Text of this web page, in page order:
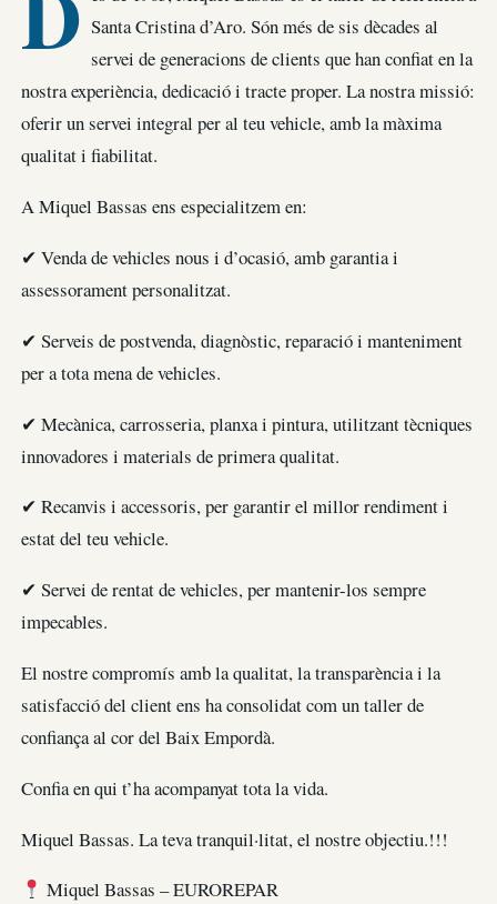
Santa Cristina d’Aro. Són més de sis dècades al
servei de generacions de clients que han confiat en la
nostra experiència, dedicació i tracte proper. La nostra missió:
oferir un servei integral per al teu vehicle, amb la màxima
qualitat i fiabilitat.
A Miquel Bassas ens especialitzem en:
✔ Venda de vehicles nous i d’ocasió, amb garantia i
assessorament personalitzat.
✔ Serveis de postvenda, diagnòstic, reparació i manteniment
per a tota mena de vehicles.
✔ Mecànica, carrosseria, planxa i pintura, utilitzant tècniques
innovadores i materials de primera qualitat.
✔ Recanvis i accessoris, per garantir el millor rendiment i
estat del teu vehicle.
✔ Servei de rentat de vehicles, per mantenir-los sempre
impecables.
El nostre compromís amb la qualitat, la transparència i la
satisfacció del client ens ha consolidat com un taller de
confiança al cor del Baix Empordà.
Confia en qui t’ha acompanyat tota la vida.
Miquel Bassas. La teva tranquil·litat, el nostre objectiu.!!!
Miquel Bassas – EUROREPAR